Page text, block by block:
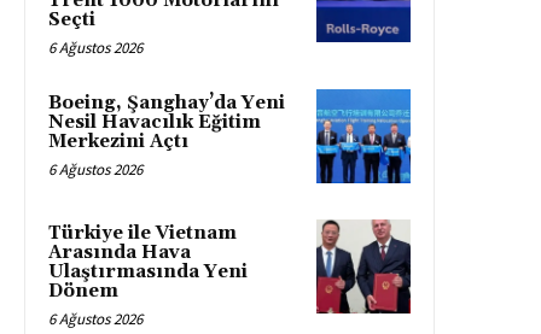
Seçti
6 Ağustos 2026
Boeing, Şanghay’da Yeni
Nesil Havacılık Eğitim
Merkezini Açtı
6 Ağustos 2026
Türkiye ile Vietnam
Arasında Hava
Ulaştırmasında Yeni
Dönem
6 Ağustos 2026